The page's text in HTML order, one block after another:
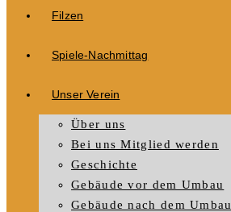
Filzen
Spiele-Nachmittag
Unser Verein
Über uns
Bei uns Mitglied werden
Geschichte
Gebäude vor dem Umbau
Gebäude nach dem Umbau